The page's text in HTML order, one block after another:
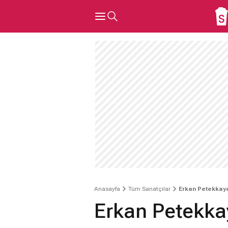
Anasayfa Tüm Sanatçılar Erkan
Erkan